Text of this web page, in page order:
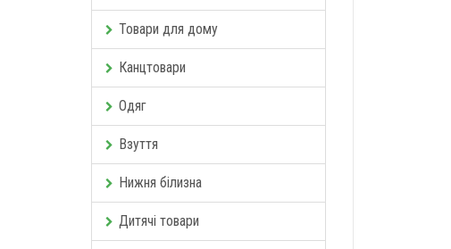
Товари для дому
Канцтовари
Одяг
Взуття
Нижня білизна
Дитячі товари